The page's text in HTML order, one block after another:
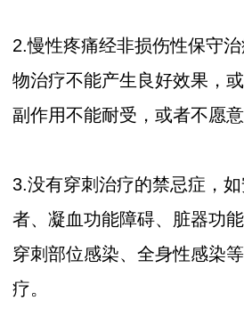
2.慢性疼痛经非损伤性保守
物治疗不能产生良好效果，
副作用不能耐受，或者不愿意
3.没有穿刺治疗的禁忌症，
者、凝血功能障碍、脏器功
穿刺部位感染、全身性感染
疗。